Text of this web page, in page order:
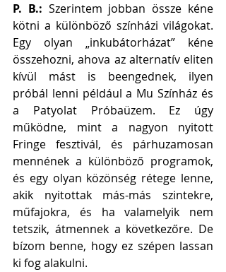
P. B.: Szerintem jobban össze kéne
kötni a különböző színházi világokat.
Egy olyan „inkubátorházat” kéne
összehozni, ahova az alternatív eliten
kívül mást is beengednek, ilyen
próbál lenni például a Mu Színház és
a Patyolat Próbaüzem. Ez úgy
működne, mint a nagyon nyitott
Fringe fesztivál, és párhuzamosan
mennének a különböző programok,
és egy olyan közönség rétege lenne,
akik nyitottak más-más szintekre,
műfajokra, és ha valamelyik nem
tetszik, átmennek a következőre. De
bízom benne, hogy ez szépen lassan
ki fog alakulni.